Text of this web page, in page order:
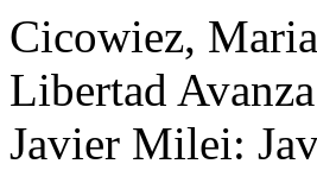
Cicowiez,
Libertad
Javier Milei: